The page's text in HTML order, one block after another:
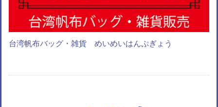
台湾帆布バッグ・雑貨 めいめいはんぷぎょう